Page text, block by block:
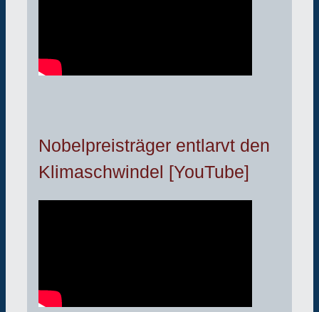
Nobelpreisträger entlarvt den
Klimaschwindel [YouTube]